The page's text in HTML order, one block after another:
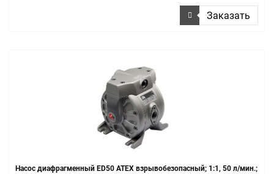
Заказать
Насос диафрагменный ЕD50 ATEX взрывобезопасный; 1:1, 50 л/мин.;